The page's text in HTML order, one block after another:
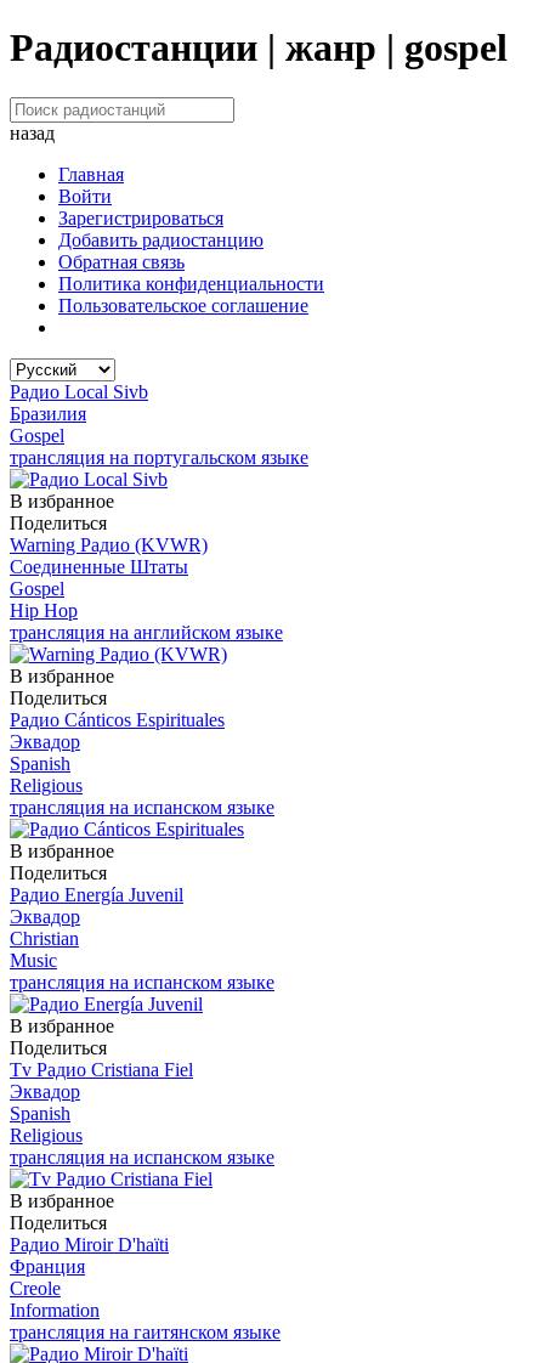
Радиостанции | жанр | gospel
назад
Главная
Войти
Зарегистрироваться
Добавить радиостанцию
Обратная связь
Политика конфиденциальности
Пользовательское соглашение
Радио Local Sivb
Бразилия
Gospel
трансляция на португальском языке
В избранное
Поделиться
Warning Радио (KVWR)
Соединенные Штаты
Gospel
Hip Hop
трансляция на английском языке
В избранное
Поделиться
Радио Cánticos Espirituales
Эквадор
Spanish
Religious
трансляция на испанском языке
В избранное
Поделиться
Радио Energía Juvenil
Эквадор
Christian
Music
трансляция на испанском языке
В избранное
Поделиться
Tv Радио Cristiana Fiel
Эквадор
Spanish
Religious
трансляция на испанском языке
В избранное
Поделиться
Радио Miroir D'haïti
Франция
Creole
Information
трансляция на гаитянском языке